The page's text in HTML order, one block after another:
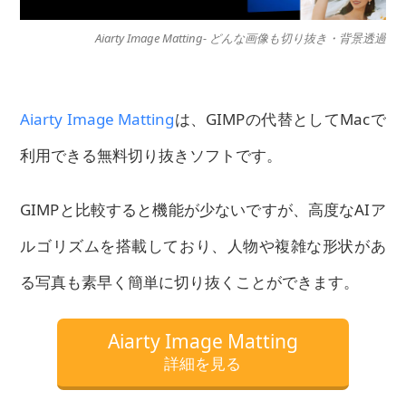
Aiarty Image Matting- どんな画像も切り抜き・背景透過
Aiarty Image Mattingは、GIMPの代替としてMacで
利用できる無料切り抜きソフトです。
GIMPと比較すると機能が少ないですが、高度なAIア
ルゴリズムを搭載しており、人物や複雑な形状があ
る写真も素早く簡単に切り抜くことができます。
Aiarty Image Matting
詳細を見る